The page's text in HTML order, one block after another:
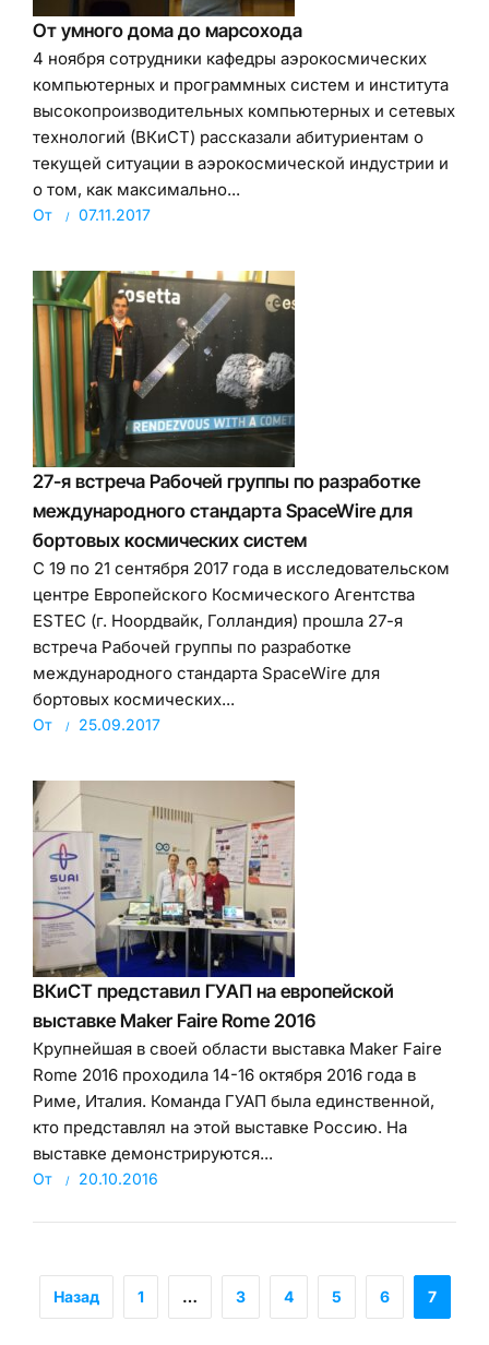
От умного дома до марсохода
4 ноября сотрудники кафедры аэрокосмических
компьютерных и программных систем и института
высокопроизводительных компьютерных и сетевых
технологий (ВКиСТ) рассказали абитуриентам о
текущей ситуации в аэрокосмической индустрии и
о том, как максимально...
От 07.11.2017
27-я встреча Рабочей группы по разработке
международного стандарта SpaceWire для
бортовых космических систем
С 19 по 21 сентября 2017 года в исследовательском
центре Европейского Космического Агентства
ESTEC (г. Ноордвайк, Голландия) прошла 27-я
встреча Рабочей группы по разработке
международного стандарта SpaceWire для
бортовых космических...
От 25.09.2017
ВКиСТ представил ГУАП на европейской
выставке Maker Faire Rome 2016
Крупнейшая в своей области выставка Maker Faire
Rome 2016 проходила 14-16 октября 2016 года в
Риме, Италия. Команда ГУАП была единственной,
кто представлял на этой выставке Россию. На
выставке демонстрируются...
От 20.10.2016
Назад 1 … 3 4 5 6 7